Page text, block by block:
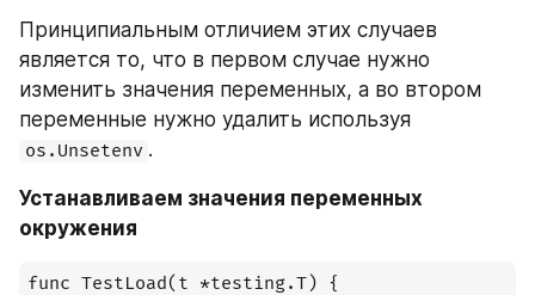
Принципиальным отличием этих случаев
является то, что в первом случае нужно
изменить значения переменных, а во втором
os.Unsetenv .
Устанавливаем значения переменных
окружения
func TestLoad(t *testing.T) {